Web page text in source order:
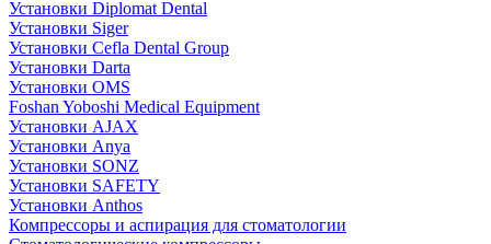
Установки Diplomat Dental
Установки Siger
Установки Cefla Dental Group
Установки Darta
Установки OMS
Foshan Yoboshi Medical Equipment
Установки AJAX
Установки Anya
Установки SONZ
Установки SAFETY
Установки Anthos
Компрессоры и аспирация для стоматологии